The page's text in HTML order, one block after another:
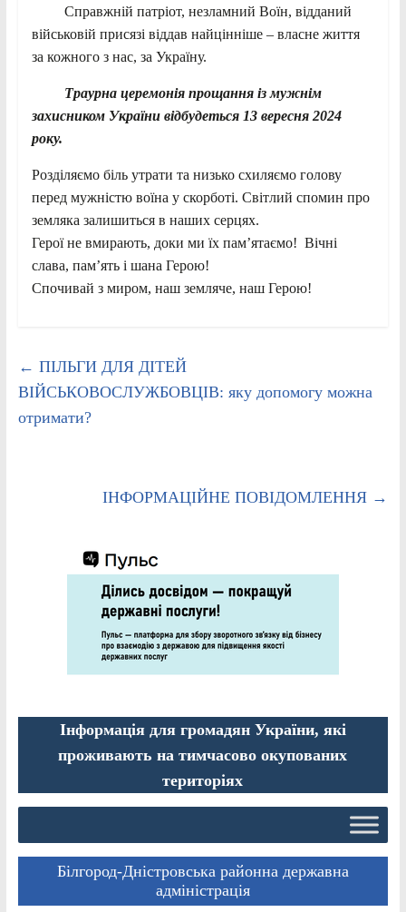
Справжній патріот, незламний Воїн, відданий
військовій присязі віддав найцінніше – власне життя
за кожного з нас, за Україну.
Траурна церемонія прощання із мужнім
захисником України відбудеться 13 вересня2024
року.
Розділяємо біль утрати та низько схиляємо голову
перед мужністю воїна у скорботі. Світлий спомин про
земляка залишиться в наших серцях.
Герої не вмирають, доки ми їх пам’ятаємо! Вічні
слава, пам’ять і шана Герою!
Спочивай з миром, наш земляче, наш Герою!
← ПІЛЬГИ ДЛЯ ДІТЕЙ
ВІЙСЬКОВОСЛУЖБОВЦІВ: яку допомогу можна
отримати?
ІНФОРМАЦІЙНЕ ПОВІДОМЛЕННЯ →
Інформація для громадян України, які
проживають на тимчасово окупованих
територіях
Білгород-Дністровська районна державна
адміністрація